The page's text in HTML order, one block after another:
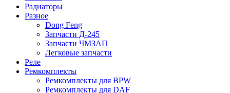
Радиаторы
Разное
Dong Feng
Запчасти Д-245
Запчасти ЧМЗАП
Легковые запчасти
Реле
Ремкомплекты
Ремкомплекты для BPW
Ремкомплекты для DAF